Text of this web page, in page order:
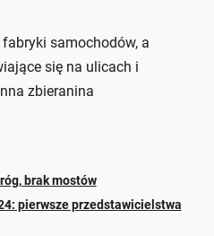
fabryki samochodów, a
się na ulicach i
zbieranina
brak mostów
pierwsze przedstawicielstwa